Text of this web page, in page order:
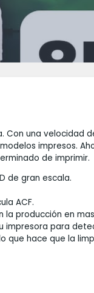
Con una velocidad
impresos.
de imprimir.
de gran escala.
ACF.
la producción en
impresora para
que hace que la